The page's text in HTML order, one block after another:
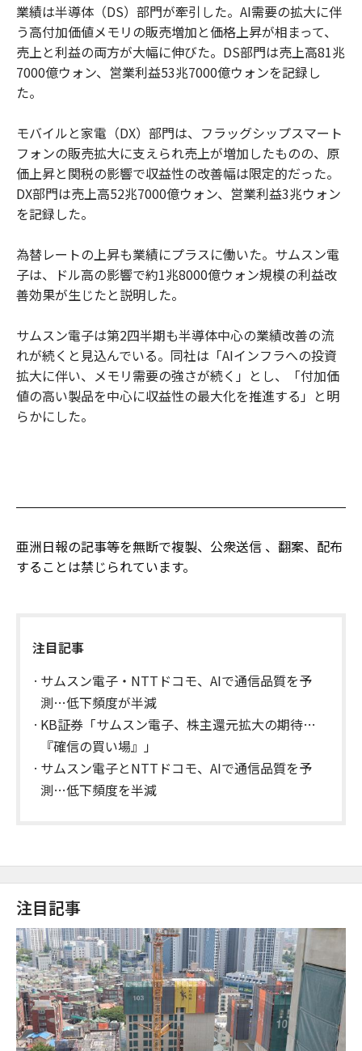
業績は半導体（DS）部門が牽引した。AI需要の拡大に伴
う高付加価値メモリの販売増加と価格上昇が相まって、
売上と利益の両方が大幅に伸びた。DS部門は売上高81兆
7000億ウォン、営業利益53兆7000億ウォンを記録し
た。
モバイルと家電（DX）部門は、フラッグシップスマート
フォンの販売拡大に支えられ売上が増加したものの、原
価上昇と関税の影響で収益性の改善幅は限定的だった。
DX部門は売上高52兆7000億ウォン、営業利益3兆ウォン
を記録した。
為替レートの上昇も業績にプラスに働いた。サムスン電
子は、ドル高の影響で約1兆8000億ウォン規模の利益改
善効果が生じたと説明した。
サムスン電子は第2四半期も半導体中心の業績改善の流
れが続くと見込んでいる。同社は「AIインフラへの投資
拡大に伴い、メモリ需要の強さが続く」とし、「付加価
値の高い製品を中心に収益性の最大化を推進する」と明
らかにした。
亜洲日報の記事等を無断で複製、公衆送信 、翻案、配布
することは禁じられています。
注目記事
サムスン電子・NTTドコモ、AIで通信品質を予
測…低下頻度が半減
KB証券「サムスン電子、株主還元拡大の期待…
『確信の買い場』」
サムスン電子とNTTドコモ、AIで通信品質を予
測…低下頻度を半減
注目記事